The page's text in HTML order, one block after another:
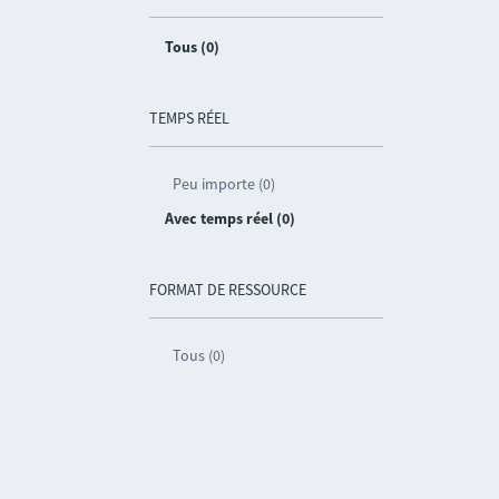
Tous (0)
TEMPS RÉEL
Peu importe (0)
Avec temps réel (0)
FORMAT DE RESSOURCE
Tous (0)